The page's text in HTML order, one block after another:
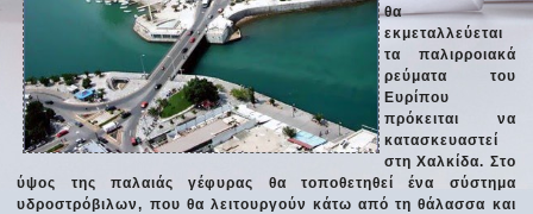
θα
εκμεταλλεύεται
τα παλιρροιακά
ρεύματα του
Ευρίπου
πρόκειται να
κατασκευαστεί
στη Χαλκίδα. Στο
ύψος της παλαιάς γέφυρας θα τοποθετηθεί ένα σύστημα
υδροστρόβιλων, που θα λειτουργούν κάτω από τη θάλασσα και